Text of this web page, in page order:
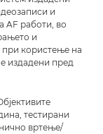
и
AF работи, во
и
користење на
издадени пред
тестирани
вртење/